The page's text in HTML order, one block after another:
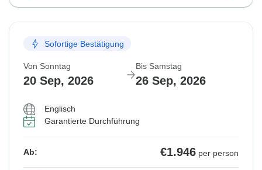
Sofortige Bestätigung
Von Sonntag
20 Sep, 2026
Bis Samstag
26 Sep, 2026
Englisch
Garantierte Durchführung
Ab: €1.946 per person